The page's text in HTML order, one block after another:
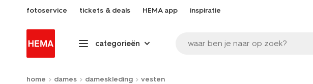
fotoservice tickets & deals HEMA app inspiratie
categorieën waar ben je naar op zoek?
home dames dameskleding vesten